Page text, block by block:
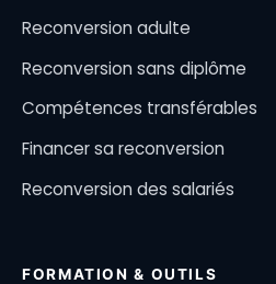
Reconversion adulte
Reconversion sans diplôme
Compétences transférables
Financer sa reconversion
Reconversion des salariés
FORMATION & OUTILS